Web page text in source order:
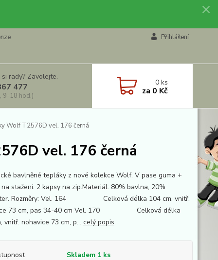
Přihlášení
rady? Zavolejte.
477
9-18 hod.)
0ks
za 0 Kč
Wolf T2576D vel. 176 černá
vel. 176 černá
bavlněné tepláky z nové kolekce Wolf. V pase guma +
stažení. 2 kapsy na zip.Materiál: 80% bavlna, 20%
Rozměry: Vel. 164 Celková délka 104 cm, vnitř.
73 cm, pas 34-40 cm Vel. 170 Celková délka
vnitř. nohavice 73 cm, p... celý popis
Skladem 1 ks